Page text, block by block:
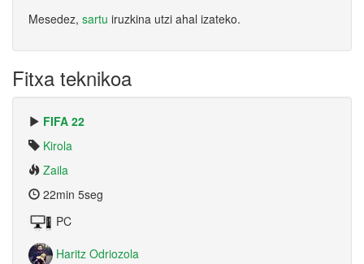
Mesedez, sartu iruzkina utzi ahal izateko.
Fitxa teknikoa
FIFA 22
Kirola
Zaila
22min 5seg
PC
Haritz Odriozola